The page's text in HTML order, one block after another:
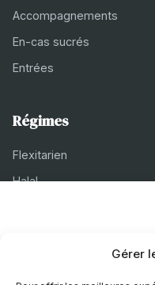
Gérer
Accompagnements
En-cas sucrés
Entrées
Régimes
Flexitarien
Halal